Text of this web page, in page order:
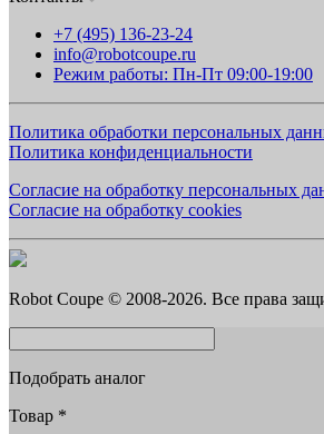
+7 (495) 136-23-24
info@robotcoupe.ru
Режим работы: Пн-Пт 09:00-19:00
Политика обработки персональных
Политика конфиденциальности
Согласие на обработку персональных
Согласие на обработку cookies
Robot Coupe © 2008-2026. Все права
Подобрать аналог
Товар *